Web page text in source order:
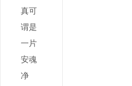
真可
谓是
一片
安魂
净